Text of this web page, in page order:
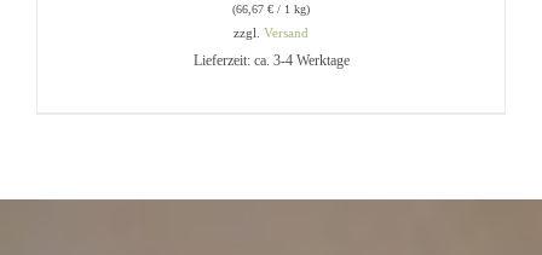
DETAILS
(66,67 € / 1 kg)
zzgl. Versand
Lieferzeit: ca. 3-4 Werktage